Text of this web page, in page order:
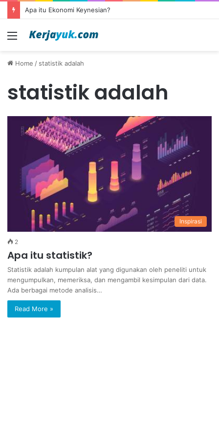
Apa itu Ekonomi Keynesian?
Menu
Home / statistik adalah
statistik adalah
Inspirasi
2
Apa itu statistik?
Statistik adalah kumpulan alat yang digunakan oleh peneliti untuk
mengumpulkan, memeriksa, dan mengambil kesimpulan dari data.
Ada berbagai metode analisis…
Read More »